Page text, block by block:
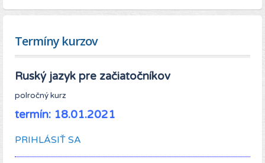
Termíny kurzov
Ruský jazyk pre začiatočníkov
polročný kurz
termín: 18.01.2021
PRIHLÁSIŤ SA